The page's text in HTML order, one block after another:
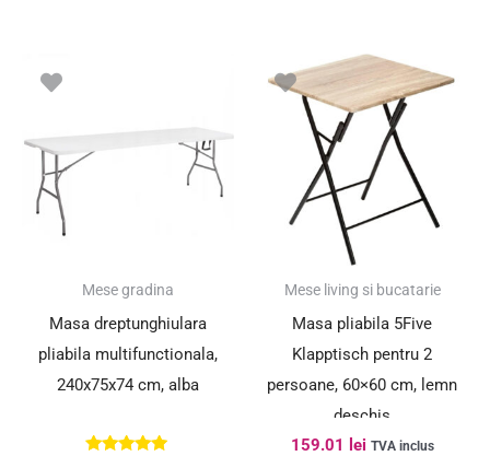
SUPER PREȚ!Mese gradina
Masa dreptunghiulara
pliabila multifunctionala,
240x75x74 cm, alba
363.00 lei.
Mese living si bucatarie
Masa pliabila 5Five
Klapptisch pentru 2
persoane, 60×60 cm, lemn
deschis
159.01
lei TVA inclus